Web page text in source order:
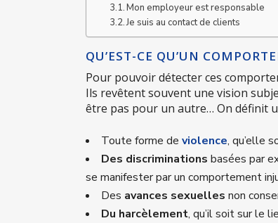
Mon employeur est responsable
Je suis au contact de clients
QU’EST-CE QU’UN
Pour pouvoir détecter ces
Ils revêtent souvent une vision
être pas pour un autre… On définit
Toute forme de violence, qu’elle
Des discriminations basées par
se manifester par un comportement
Des avances sexuelles non
Du harcèlement, qu’il soit sur le